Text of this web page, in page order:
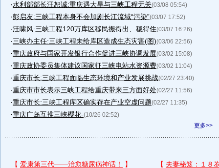
·水利部部长汪恕诚:重庆遇大旱与三峡工程无关(03/08 05:54)
·彭启友:三峡工程本身不会加剧长江流域“污染”(03/07 17:52)
·汪啸风:三峡工程120万库区移民搬得出、稳得住(03/07 16:26)
·三峡办主任:三峡工程未给库区造成生态灾害(图)(03/06 22:56)
·重庆政府与国家开发银行合作促进三峡协调发展(03/02 15:08)
·重庆政协委员集体建议国家征三峡电站水资源费(03/02 11:04)
·重庆市长:三峡工程面临生态环境和产业发展挑战(02/27 23:40)
·重庆市市长表示三峡工程给重庆带来三方面好处(02/27 11:56)
·重庆市长:三峡工程库区确实存在产业空虚问题(02/27 11:35)
·重庆广岛互推三峡樱花-(10/26 02:52)
更多>>